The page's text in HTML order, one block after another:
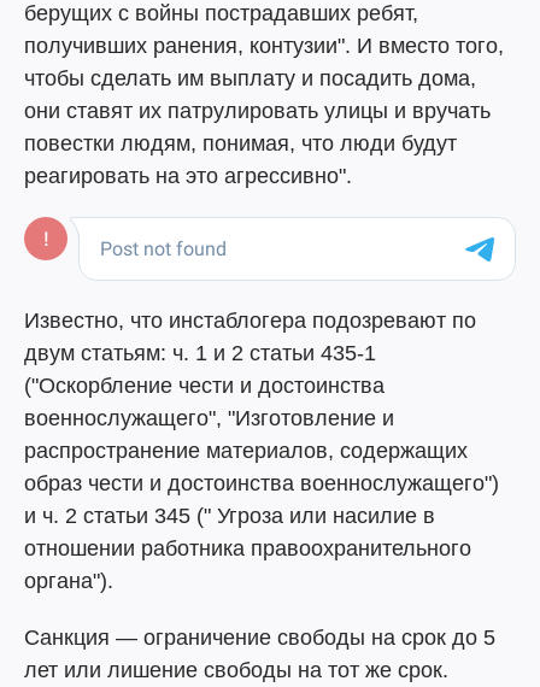
берущих с войны пострадавших ребят,
получивших ранения, контузии". И вместо того,
чтобы сделать им выплату и посадить дома,
они ставят их патрулировать улицы и вручать
повестки людям, понимая, что люди будут
реагировать на это агрессивно".
Известно, что инстаблогера подозревают по
двум статьям: ч. 1 и 2 статьи 435-1
("Оскорбление чести и достоинства
военнослужащего", "Изготовление и
распространение материалов, содержащих
образ чести и достоинства военнослужащего")
и ч. 2 статьи 345 (" Угроза или насилие в
отношении работника правоохранительного
органа").
Санкция ― ограничение свободы на срок до 5
лет или лишение свободы на тот же срок.